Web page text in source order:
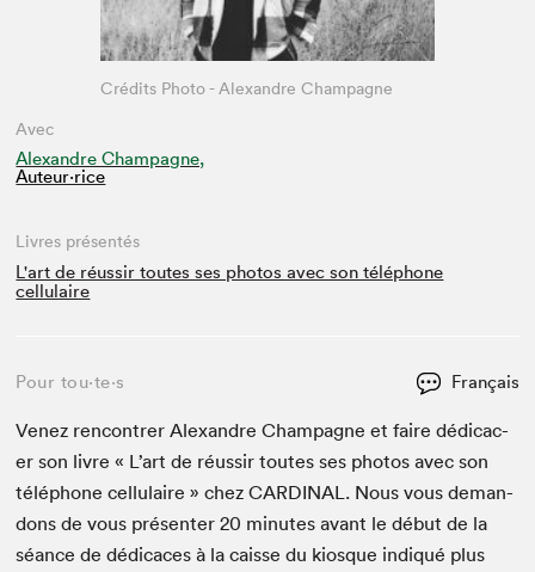
Avec
Alexandre Champagne,
Auteur·rice
Crédits Photo - Alexandre Champagne
Livres présentés
L'art de réussir toutes ses photos avec son téléphone
cellulaire
Pour tou⋅te⋅s Français
Venez ren­con­tr­er Alexan­dre Cham­pagne et faire dédi­cac­
er son livre « L’art de réus­sir toutes ses pho­tos avec son
télé­phone cel­lu­laire » chezCAR­DI­NAL. Nous vous deman­
dons de vous présen­ter20 min­utes avant le début de la
séance de dédi­caces à la caisse du kiosque indiqué plus